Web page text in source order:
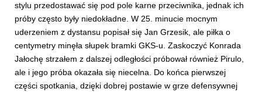
stylu przedostawać się pod pole karne przeciwnika, jednak ich
próby często były niedokładne. W 25. minucie mocnym
uderzeniem z dystansu popisał się Jan Grzesik, ale piłka o
centymetry minęła słupek bramki GKS-u. Zaskoczyć Konrada
Jałochę strzałem z dalszej odległości próbował również Pirulo,
ale i jego próba okazała się niecelna. Do końca pierwszej
części spotkania, dzięki dobrej postawie w grze defensywnej